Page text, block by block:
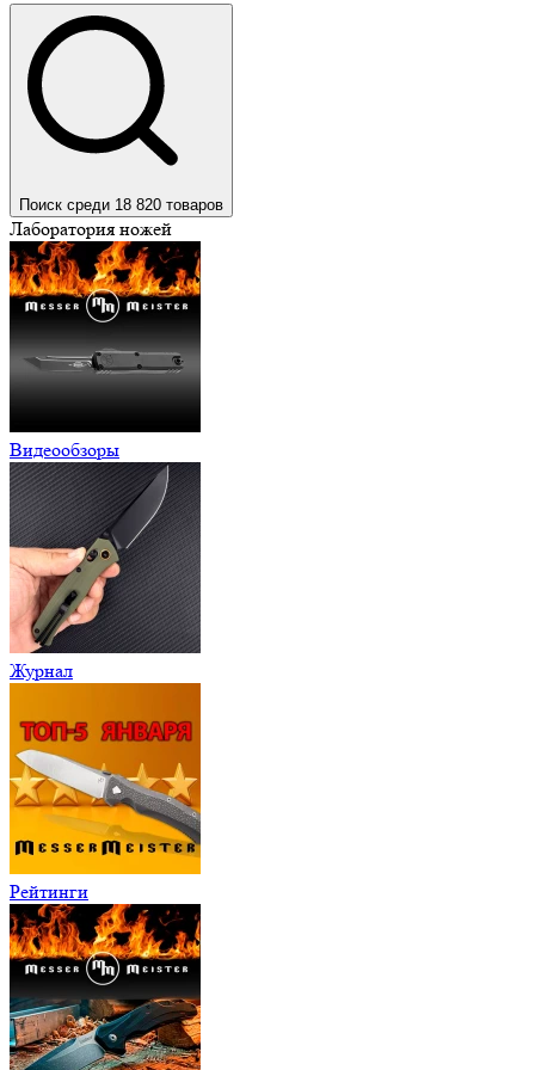
Поиск среди 18 820 товаров
Лаборатория ножей
Видеообзоры
Журнал
Рейтинги